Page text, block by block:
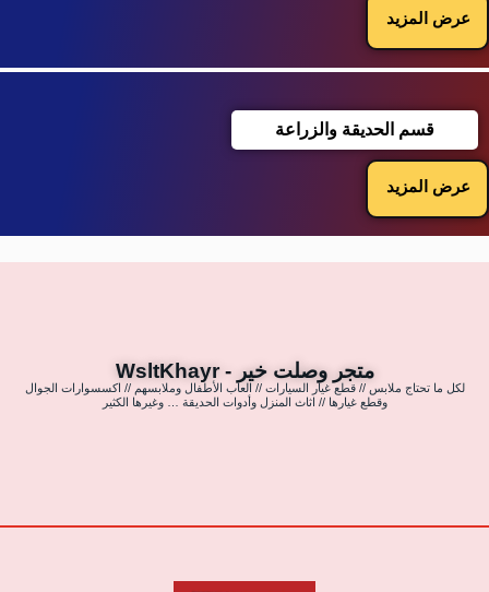
عرض المزيد
قسم الحديقة والزراعة
عرض المزيد
متجر وصلت خير - WsltKhayr
لكل ما تحتاج ملابس // قطع غيار السيارات // العاب الأطفال وملابسهم // اكسسوارات الجوال
وقطع غيارها // اثاث المنزل وأدوات الحديقة … وغيرها الكثير